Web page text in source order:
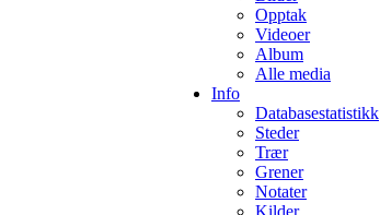
Opptak
Videoer
Album
Alle media
Info
Databasestatistikk
Steder
Trær
Grener
Notater
Kilder